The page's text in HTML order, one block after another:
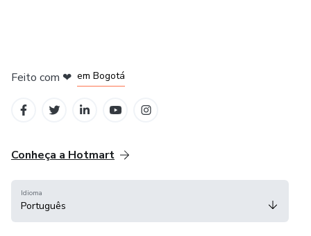
Feito com ❤ em Bogotá
Conheça a Hotmart
Idioma
Português